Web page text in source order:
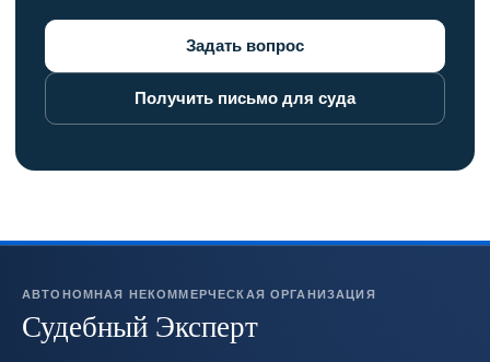
Задать вопрос
Получить письмо для суда
АВТОНОМНАЯ НЕКОММЕРЧЕСКАЯ ОРГАНИЗАЦИЯ
Судебный Эксперт